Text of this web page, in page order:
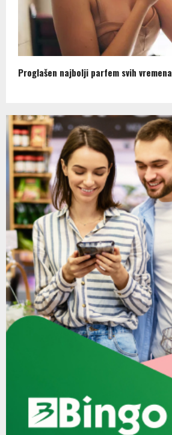
Proglašen najbolji parfem svih vremena